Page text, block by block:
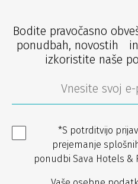
Bodite pravočasno
ponudbah, novostih
izkoristite naše
*S potrditvijo
prejemanje
ponudbi Sava Hotels &